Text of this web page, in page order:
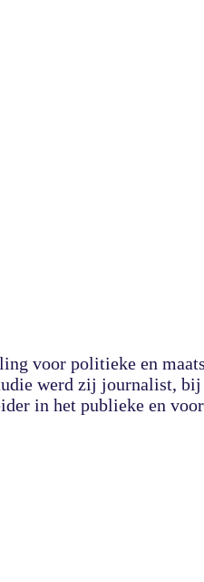
voor politieke en
werd zij journalist,
in het publieke en